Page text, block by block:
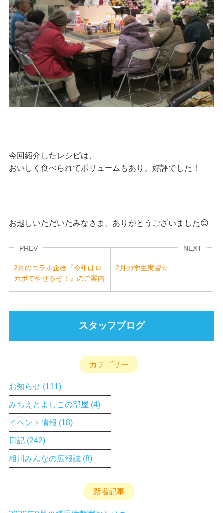
今回紹介したレシピは、
おいしく食べられてボリュームもあり、好評でした！
お越しいただいたみなさま、ありがとうございました😊
PREV
2月のコラボ企画『今年はロ
カボでやせるぞ！』のご案内
NEXT
2月の学生実習☆
スタッフブログ
カテゴリー
お知らせ(111)
みちえとよしこの部屋 (4)
イベント情報 (18)
日記(242)
相川みんなの広報誌(8)
新着記事